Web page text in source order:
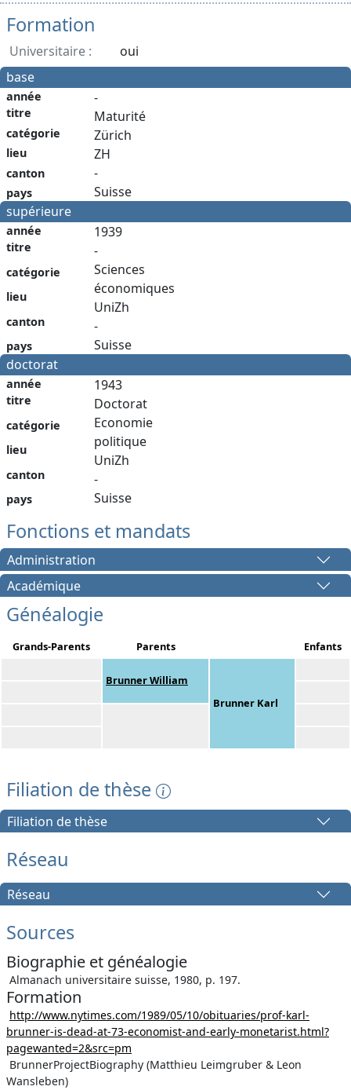
Formation
Universitaire :
oui
base
année
titre
catégorie
lieu
canton
pays
-
Maturité
Zürich
ZH
-
Suisse
supérieure
année
titre
catégorie
lieu
canton
pays
1939
-
Sciences
économiques
UniZh
-
Suisse
doctorat
année
titre
catégorie
lieu
canton
pays
1943
Doctorat
Economie
politique
UniZh
-
Suisse
Fonctions et mandats
Administration
Académique
Généalogie
Grands-Parents Parents Enfants
Brunner William
Brunner Karl
Filiation de thèse
Filiation de thèse
Réseau
Réseau
Sources
Biographie et généalogie
Almanach universitaire suisse, 1980, p. 197.
Formation
http://www.nytimes.com/1989/05/10/obituaries/prof-karl-
brunner-is-dead-at-73-economist-and-early-monetarist.html?
pagewanted=2&src=pm
BrunnerProjectBiography (Matthieu Leimgruber & Leon
Wansleben)